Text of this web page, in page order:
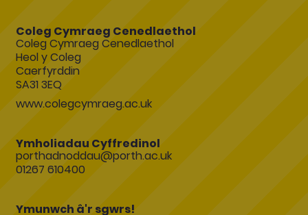
Coleg Cymraeg Cenedlaethol
Coleg Cymraeg Cenedlaethol
Heol y Coleg
Caerfyrddin
SA31 3EQ
www.colegcymraeg.ac.uk
Ymholiadau Cyffredinol
porthadnoddau@porth.ac.uk
01267 610400
Ymunwch â'r sgwrs!